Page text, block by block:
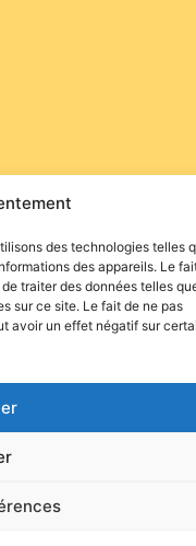
des technologies telles
des appareils. Le
traiter des données telles
sur ce site. Le fait de ne pas
avoir un effet négatif sur